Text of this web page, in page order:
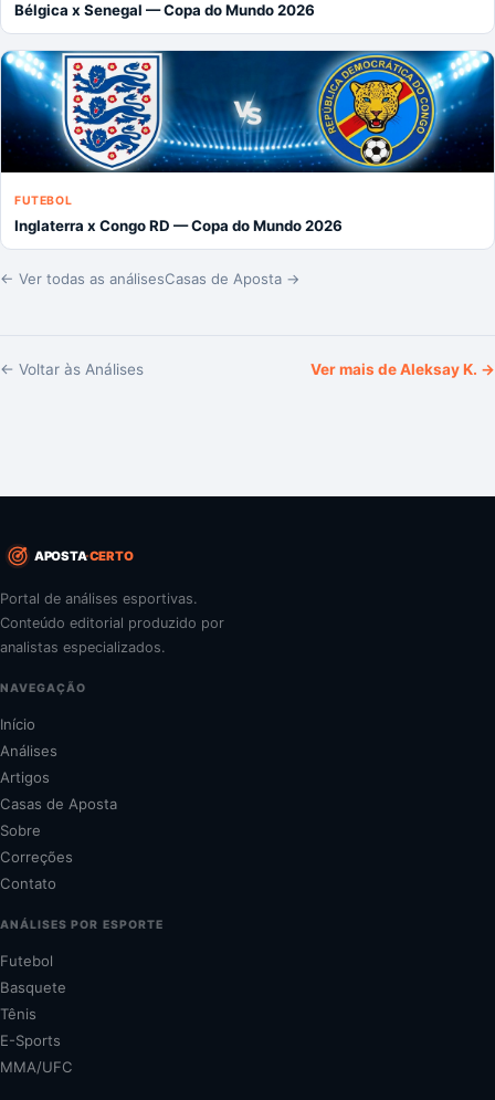
Bélgica x Senegal — Copa do Mundo 2026
FUTEBOL
Inglaterra x Congo RD — Copa do Mundo 2026
← Ver todas as análisesCasas de Aposta →
← Voltar às Análises Ver mais deAleksay K. →
APOSTACERTO
Portal de análises esportivas.
Conteúdo editorial produzido por
analistas especializados.
NAVEGAÇÃO
Início
Análises
Artigos
Casas de Aposta
Sobre
Correções
Contato
ANÁLISES POR ESPORTE
Futebol
Basquete
Tênis
E-Sports
MMA/UFC